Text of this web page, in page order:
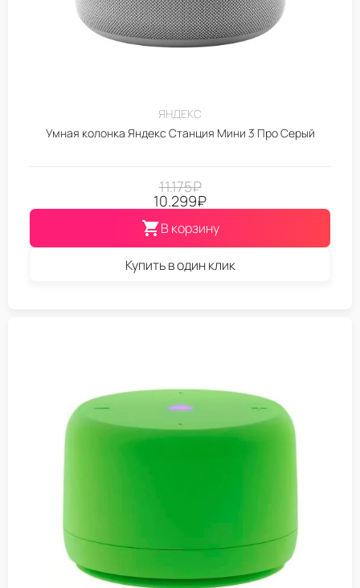
ЯНДЕКС
Умная колонка Яндекс Станция Мини 3 Про Серый
11.175₽
10.299₽
В корзину
Купить в один клик